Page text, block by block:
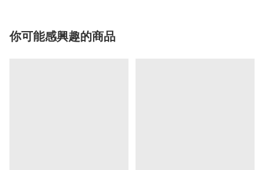
你可能感興趣的商品